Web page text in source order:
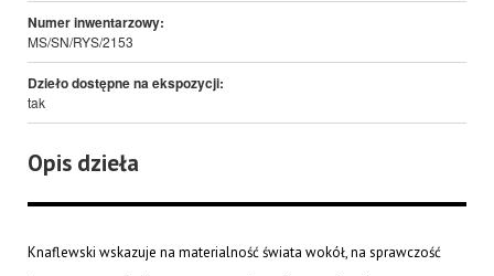
Numer inwentarzowy:
MS/SN/RYS/2153
Dzieło dostępne na ekspozycji:
tak
Opis dzieła
Knaflewski wskazuje na materialność świata wokół, na sprawczość